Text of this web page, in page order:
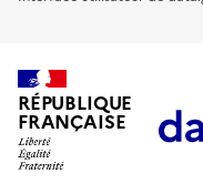
RÉPUBLIQUE
FRANÇAISE